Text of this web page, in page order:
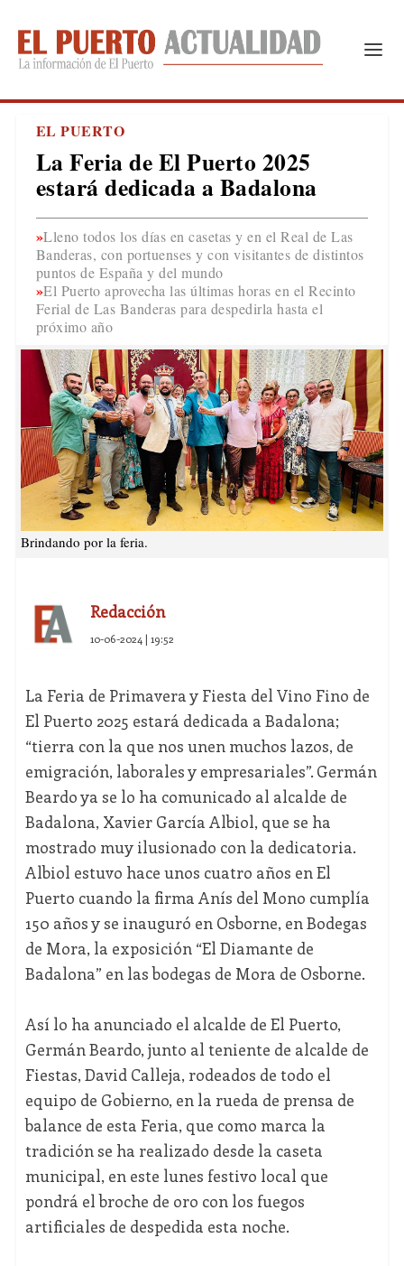
EL PUERTO
La Feria de El Puerto 2025
estará dedicada a Badalona
Lleno todos los días en casetas y en el Real de Las
Banderas, con portuenses y con visitantes de distintos
puntos de España y del mundo
El Puerto aprovecha las últimas horas en el Recinto
Ferial de Las Banderas para despedirla hasta el
próximo año
Brindando por la feria.
Redacción
10-06-2024 | 19:52
La Feria de Primavera y Fiesta del Vino Fino de
El Puerto 2025 estará dedicada a Badalona;
“tierra con la que nos unen muchos lazos, de
emigración, laborales y empresariales”. Germán
Beardo ya se lo ha comunicado al alcalde de
Badalona, Xavier García Albiol, que se ha
mostrado muy ilusionado con la dedicatoria.
Albiol estuvo hace unos cuatro años en El
Puerto cuando la firma Anís del Mono cumplía
150 años y se inauguró en Osborne, en Bodegas
de Mora, la exposición “El Diamante de
Badalona” en las bodegas de Mora de Osborne.
Así lo ha anunciado el alcalde de El Puerto,
Germán Beardo, junto al teniente de alcalde de
Fiestas, David Calleja, rodeados de todo el
equipo de Gobierno, en la rueda de prensa de
balance de esta Feria, que como marca la
tradición se ha realizado desde la caseta
municipal, en este lunes festivo local que
pondrá el broche de oro con los fuegos
artificiales de despedida esta noche.